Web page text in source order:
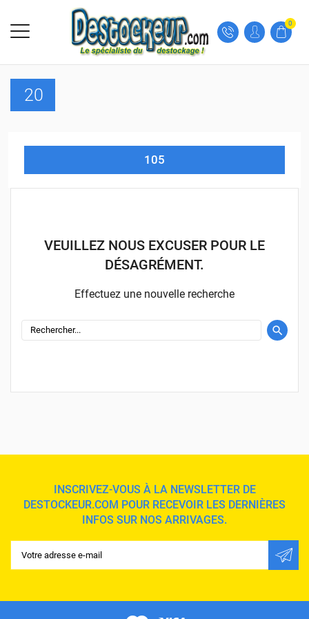
0
20
105
VEUILLEZ NOUS EXCUSER POUR LE
DÉSAGRÉMENT.
Effectuez une nouvelle recherche
INSCRIVEZ-VOUS À LA NEWSLETTER DE
DESTOCKEUR.COM POUR RECEVOIR LES DERNIÈRES
INFOS SUR NOS ARRIVAGES.